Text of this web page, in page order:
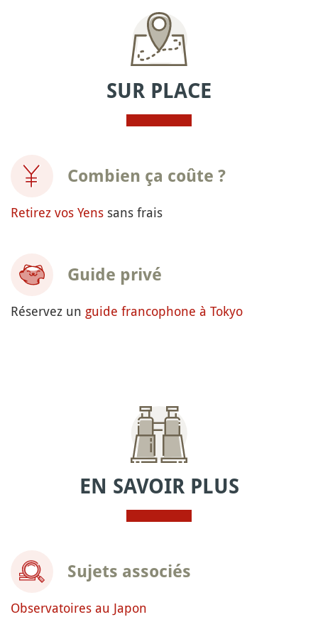
SUR PLACE
Combien ça coûte ?
Retirez vos Yens sans frais
Guide privé
Réservez un guide francophone à Tokyo
EN SAVOIR PLUS
Sujets associés
Observatoires au Japon